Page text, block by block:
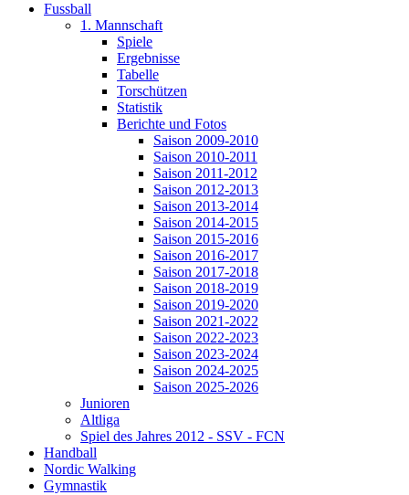
Fussball
1. Mannschaft
Spiele
Ergebnisse
Tabelle
Torschützen
Statistik
Berichte und Fotos
Saison 2009-2010
Saison 2010-2011
Saison 2011-2012
Saison 2012-2013
Saison 2013-2014
Saison 2014-2015
Saison 2015-2016
Saison 2016-2017
Saison 2017-2018
Saison 2018-2019
Saison 2019-2020
Saison 2021-2022
Saison 2022-2023
Saison 2023-2024
Saison 2024-2025
Saison 2025-2026
Junioren
Altliga
Spiel des Jahres 2012 - SSV - FCN
Handball
Nordic Walking
Gymnastik